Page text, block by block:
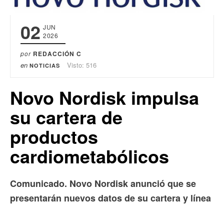
02 JUN
2026
por REDACCIÓN C
en NOTICIAS Visto: 516
Novo Nordisk impulsa
su cartera de
productos
cardiometabólicos
Comunicado. Novo Nordisk anunció que se
presentarán nuevos datos de su cartera y línea